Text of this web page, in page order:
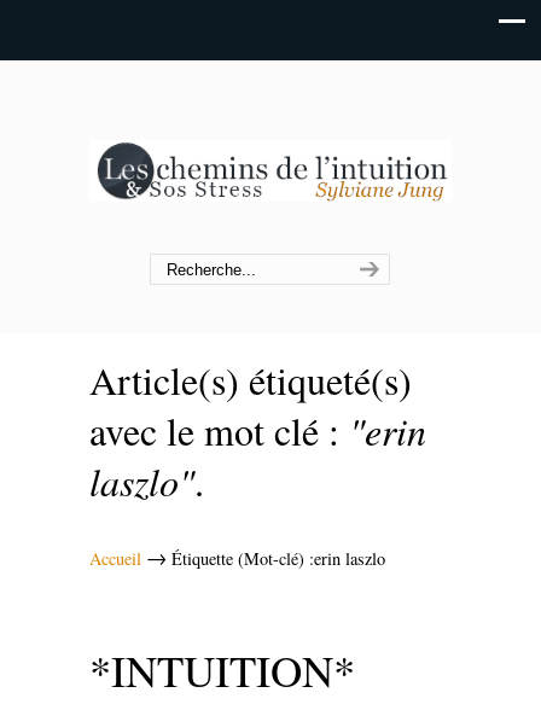
Article(s) étiqueté(s)
avec le mot clé : "erin
laszlo".
Accueil → Étiquette (Mot-clé) :erin laszlo
*INTUITION*